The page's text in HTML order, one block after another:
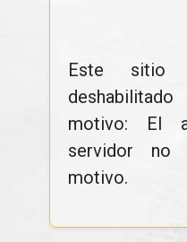
Este sitio
motivo: El
servidor no
motivo.